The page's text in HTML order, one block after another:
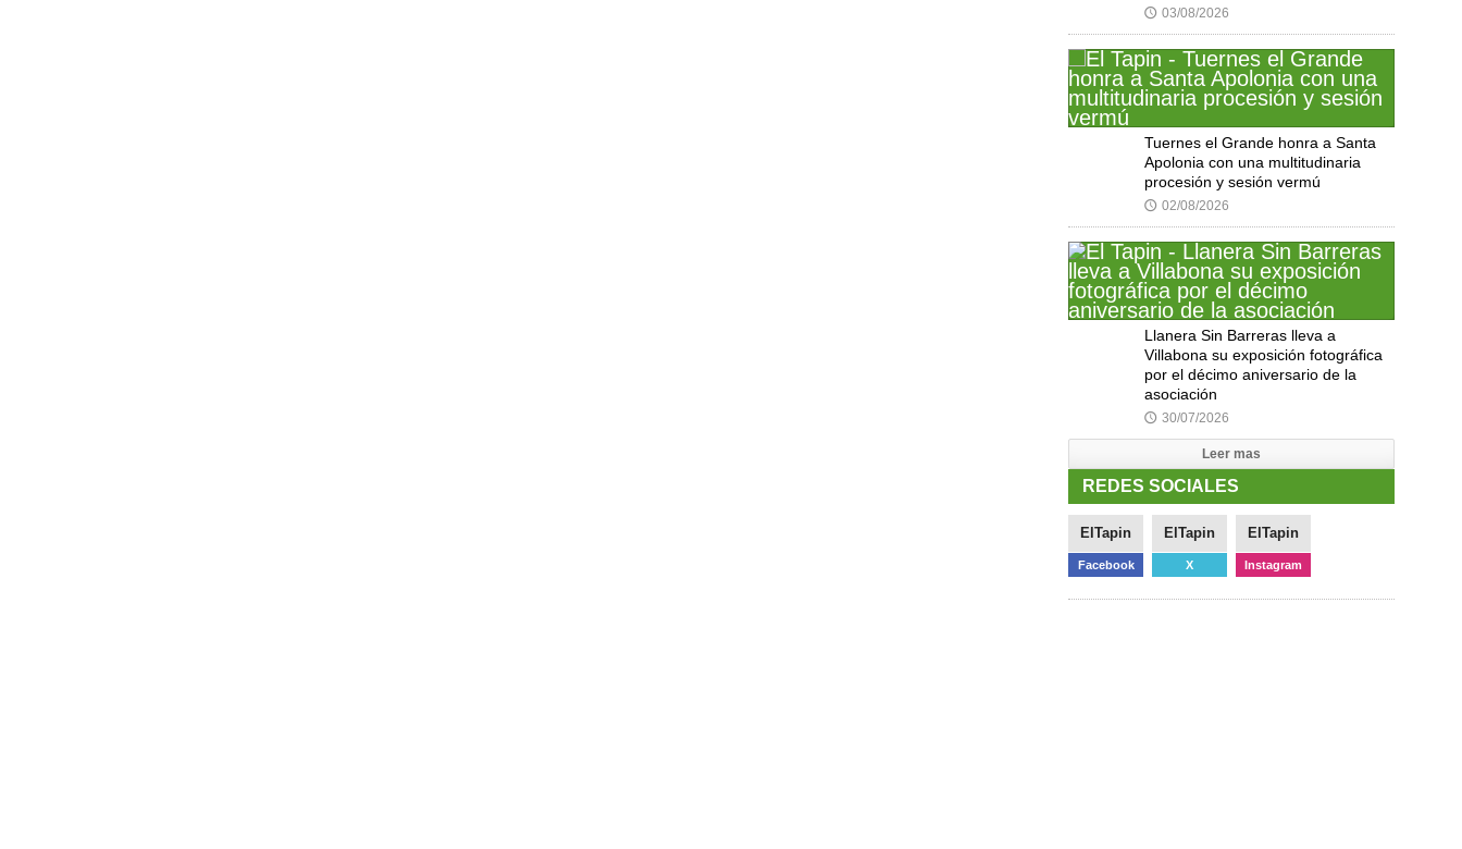
🕔 03/08/2026
Tuernes el Grande honra a Santa
Apolonia con una multitudinaria
procesión y sesión vermú
🕔 02/08/2026
Llanera Sin Barreras lleva a
Villabona su exposición fotográfica
por el décimo aniversario de la
asociación
🕔 30/07/2026
Leer mas
REDES SOCIALES
ElTapin
Facebook
ElTapin
X
ElTapin
Instagram